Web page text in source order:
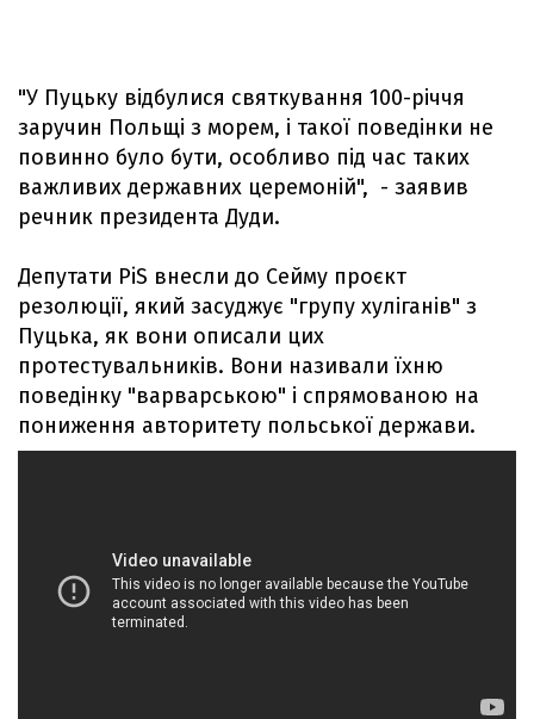
"У Пуцьку відбулися святкування 100-річчя
заручин Польщі з морем, і такої поведінки не
повинно було бути, особливо під час таких
важливих державних церемоній", - заявив
речник президента Дуди.
Депутати PiS внесли до Сейму проєкт
резолюції, який засуджує "групу хуліганів" з
Пуцька, як вони описали цих
протестувальників. Вони називали їхню
поведінку "варварською" і спрямованою на
пониження авторитету польської держави.